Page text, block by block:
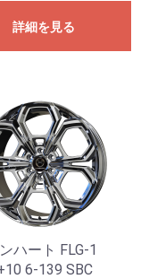
詳細を見る
ハート FLG-1
6-139 SBC